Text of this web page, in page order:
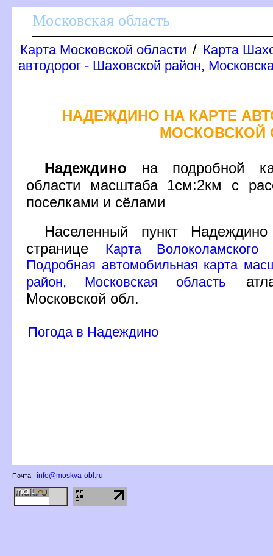
Московская область
Карта Московской области / Карта
автодорог - Шаховской район,
НАДЕЖДИНО НА КАРТЕ
МОСКОВСКОЙ
Надеждино на подробной
области масштаба 1см:2км с
поселками и сёлами
Населенный пункт
странице
Карта
Подробная автомобильная карта
район, Московская область
Московской обл.
Погода в Надеждино
Почта: info@moskva-obl.ru